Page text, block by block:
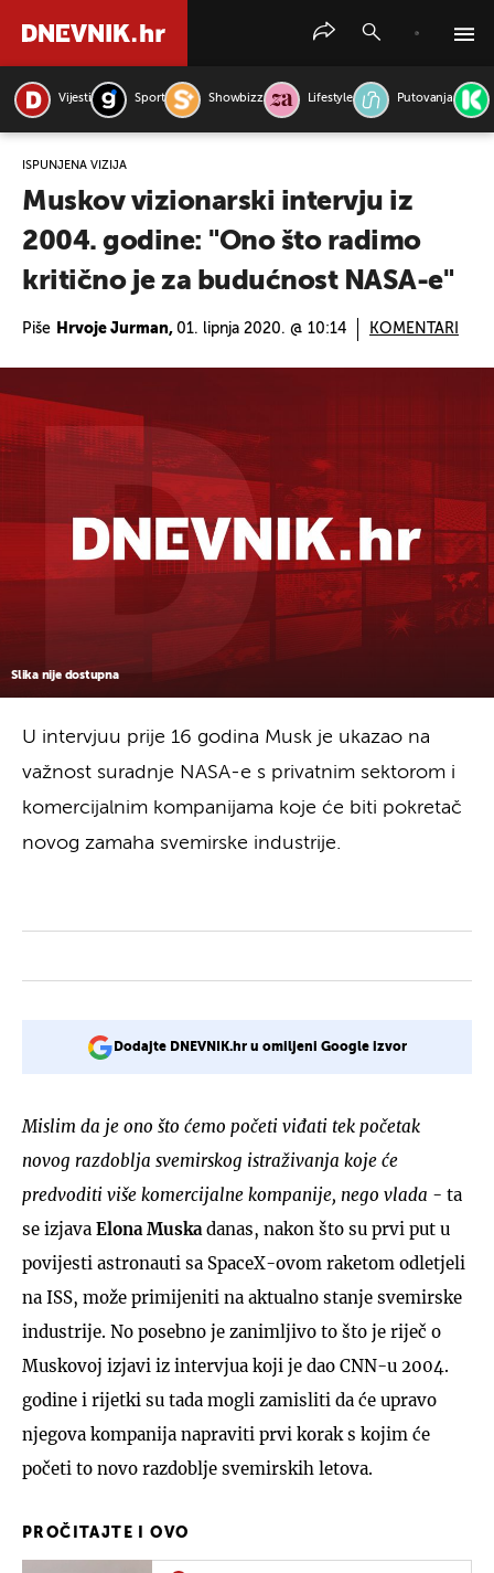
Vijesti Sport Showbizz Lifestyle Putovanja
ISPUNJENA VIZIJA
Muskov vizionarski intervju iz
2004. godine: "Ono što radimo
kritično je za budućnost NASA-e"
Piše Hrvoje Jurman, 01. lipnja 2020. @ 10:14 KOMENTARI
Slika nije dostupna
U intervjuu prije 16 godina Musk je ukazao na
važnost suradnje NASA-e s privatnim sektorom i
komercijalnim kompanijama koje će biti pokretač
novog zamaha svemirske industrije.
Dodajte DNEVNIK.hr u omiljeni Google izvor
Mislim da je ono što ćemo početi viđati tek početak
novog razdoblja svemirskog istraživanja koje će
predvoditi više komercijalne kompanije, nego vlada - ta
se izjava Elona Muska danas, nakon što su prvi put u
povijesti astronauti sa SpaceX-ovom raketom odletjeli
na ISS, može primijeniti na aktualno stanje svemirske
industrije. No posebno je zanimljivo to što je riječ o
Muskovoj izjavi iz intervjua koji je dao CNN-u 2004.
godine i rijetki su tada mogli zamisliti da će upravo
njegova kompanija napraviti prvi korak s kojim će
početi to novo razdoblje svemirskih letova.
PROČITAJTE I OVO
PRETRAŽITE VIJESTI